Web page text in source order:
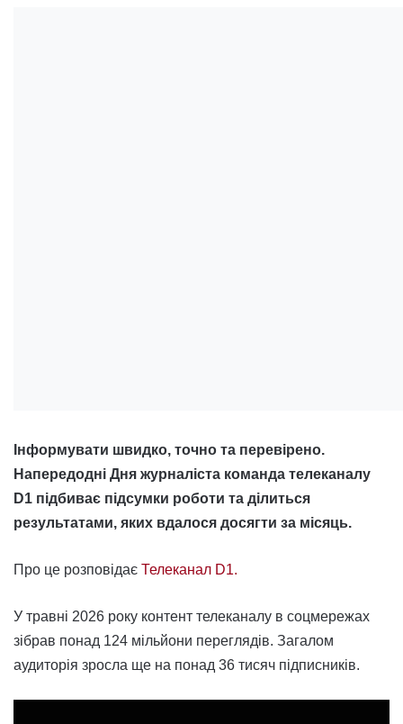
Інформувати швидко, точно та перевірено.
Напередодні Дня журналіста команда телеканалу
D1 підбиває підсумки роботи та ділиться
результатами, яких вдалося досягти за місяць.
Про це розповідає Телеканал D1.
У травні 2026 року контент телеканалу в соцмережах
зібрав понад 124 мільйони переглядів. Загалом
аудиторія зросла ще на понад 36 тисяч підписників.